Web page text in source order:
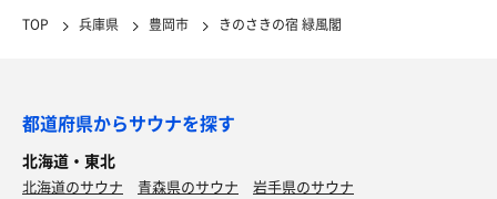
TOP 兵庫県 豊岡市 きのさきの宿 緑風閣
都道府県からサウナを探す
北海道・東北
北海道のサウナ 青森県のサウナ
岩手県のサウナ